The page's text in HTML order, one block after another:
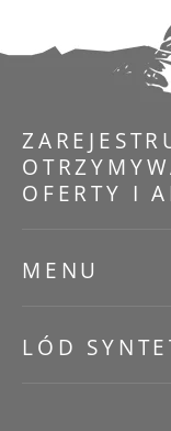
OFERTY I
MENU
LÓD